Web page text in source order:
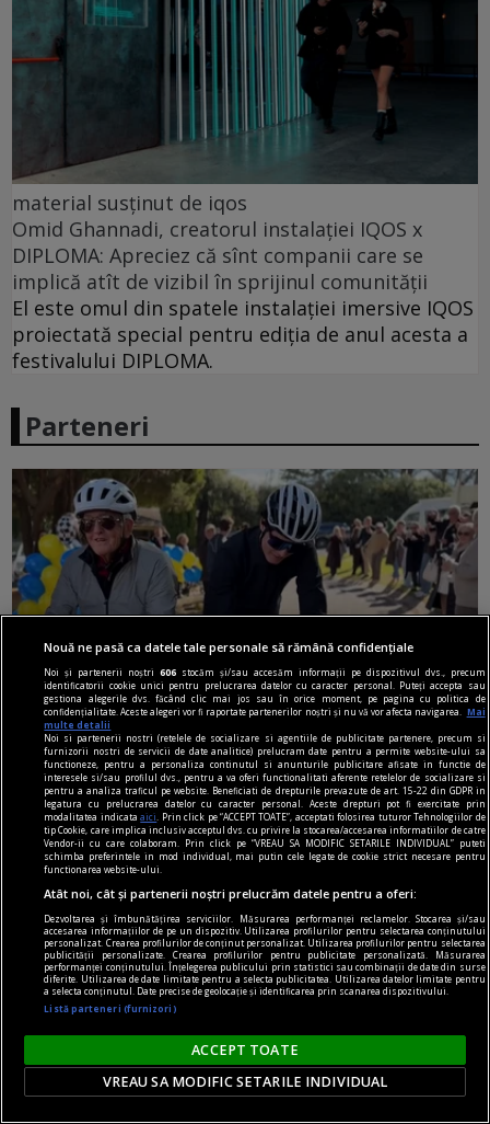
material susținut de iqos
Omid Ghannadi, creatorul instalației IQOS x
DIPLOMA: Apreciez că sînt companii care se
implică atît de vizibil în sprijinul comunității
El este omul din spatele instalației imersive IQOS
proiectată special pentru ediția de anul acesta a
festivalului DIPLOMA.
Parteneri
„O ultimă cursă”: un ciclist de 82 de ani murit la o
zi după ce a parcurs 5.300 km pentru o cauză
caritabilă
Un australian în vârstă de 82 de ani, care a
parcurs pe bicicletă aproximativ 5.300 de
kilometri pentru a strânge fonduri în scop
caritabil, a murit la doar o zi după încheierea
provocării, au anunțat membrii familiei sale.
Nouă ne pasă ca datele tale personale să rămână confidențiale
Noi și partenerii noștri606 stocăm și/sau accesăm informații pe dispozitivul dvs., precum
identificatorii cookie unici pentru prelucrarea datelor cu caracter personal. Puteți accepta sau
gestiona alegerile dvs. făcând clic mai jos sau în orice moment, pe pagina cu politica de
confidențialitate. Aceste alegeri vor fi raportate partenerilor noștri și nu vă vor afecta navigarea.
Mai
multe detalii
Noi si partenerii nostri (retelele de socializare si agentiile de publicitate partenere, precum si
furnizorii nostri de servicii de date analitice) prelucram date pentru a permite website-ului sa
functioneze, pentru a personaliza continutul si anunturile publicitare afisate in functie de
interesele si/sau profilul dvs., pentru a va oferi functionalitati aferente retelelor de socializare si
pentru a analiza traficul pe website. Beneficiati de drepturile prevazute de art. 15-22 din GDPR in
legatura cu prelucrarea datelor cu caracter personal. Aceste drepturi pot fi exercitate prin
modalitatea indicataaici
. Prin click pe “ACCEPT TOATE”, acceptati folosirea tuturor Tehnologiilor de
tip Cookie, care implica inclusiv acceptul dvs. cu privire la stocarea/accesarea informatiilor de catre
Vendor-ii cu care colaboram. Prin click pe “VREAU SA MODIFIC SETARILE INDIVIDUAL” puteti
schimba preferintele in mod individual, mai putin cele legate de cookie strict necesare pentru
functionarea website-ului.
Atât noi, cât și partenerii noștri prelucrăm datele pentru a oferi:
Dezvoltarea și îmbunătățirea serviciilor. Măsurarea performanței reclamelor. Stocarea și/sau
accesarea informațiilor de pe un dispozitiv. Utilizarea profilurilor pentru selectarea conținutului
personalizat. Crearea profilurilor de conținut personalizat. Utilizarea profilurilor pentru selectarea
publicității personalizate. Crearea profilurilor pentru publicitate personalizată. Măsurarea
performanței conținutului. Înțelegerea publicului prin statistici sau combinații de date din surse
diferite. Utilizarea de date limitate pentru a selecta publicitatea. Utilizarea datelor limitate pentru
a selecta conținutul. Date precise de geolocație și identificarea prin scanarea dispozitivului.
Listă parteneri (furnizori)
ACCEPT TOATE
VREAU SA MODIFIC SETARILE INDIVIDUAL